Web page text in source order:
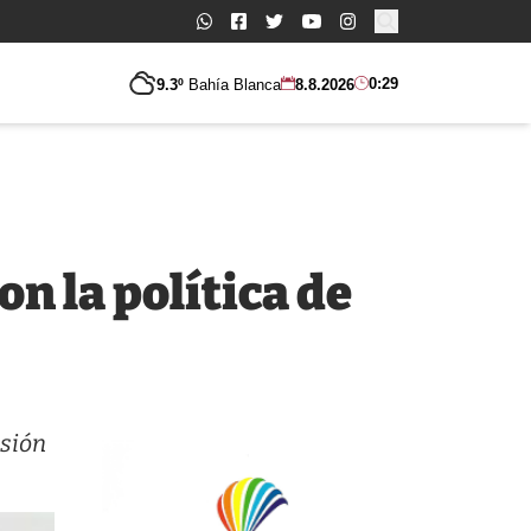
Buscar:
9.3º Bahía Blanca 8.8.2026 0:29
la política de